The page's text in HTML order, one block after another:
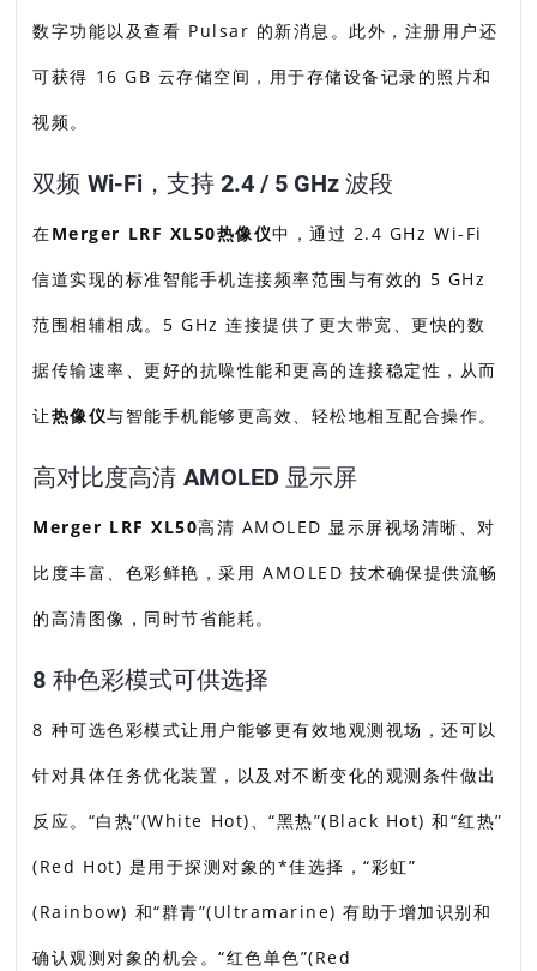
数字功能以及查看 Pulsar 的新消息。此外，注册用户还
可获得 16 GB 云存储空间，用于存储设备记录的照片和
视频。
双频 Wi-Fi，支持 2.4 / 5 GHz 波段
在Merger LRF XL50热像仪中，通过 2.4 GHz Wi-Fi
信道实现的标准智能手机连接频率范围与有效的 5 GHz
范围相辅相成。5 GHz 连接提供了更大带宽、更快的数
据传输速率、更好的抗噪性能和更高的连接稳定性，从而
让热像仪与智能手机能够更高效、轻松地相互配合操作。
高对比度高清 AMOLED 显示屏
Merger LRF XL50高清 AMOLED 显示屏视场清晰、对
比度丰富、色彩鲜艳，采用 AMOLED 技术确保提供流畅
的高清图像，同时节省能耗。
8 种色彩模式可供选择
8 种可选色彩模式让用户能够更有效地观测视场，还可以
针对具体任务优化装置，以及对不断变化的观测条件做出
反应。“白热”(White Hot)、“黑热”(Black Hot) 和“红热”
(Red Hot) 是用于探测对象的*佳选择，“彩虹”
(Rainbow) 和“群青”(Ultramarine) 有助于增加识别和
确认观测对象的机会。“红色单色”(Red